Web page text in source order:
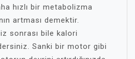
hızlı bir metabolizma
artması demektir.
sonrası bile kalori
Sanki bir motor gibi